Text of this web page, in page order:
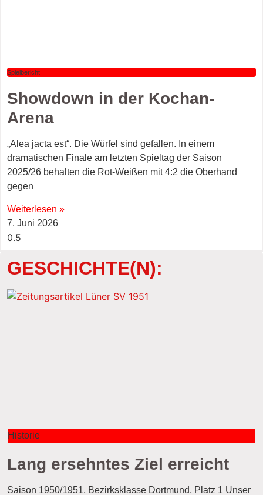
Spielbericht
Showdown in der Kochan-
Arena
„Alea jacta est“. Die Würfel sind gefallen. In einem
dramatischen Finale am letzten Spieltag der Saison
2025/26 behalten die Rot-Weißen mit 4:2 die Oberhand
gegen
Weiterlesen »
7. Juni 2026
GESCHICHTE(N):
Historie
Lang ersehntes Ziel erreicht
Saison 1950/1951, Bezirksklasse Dortmund, Platz 1 Unser